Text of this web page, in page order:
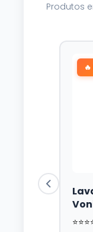
Produtos